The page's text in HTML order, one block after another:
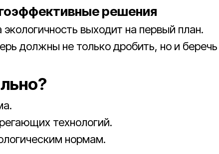
решения
выходит на первый план.
должны не только дробить, но и беречь
технологий.
нормам.